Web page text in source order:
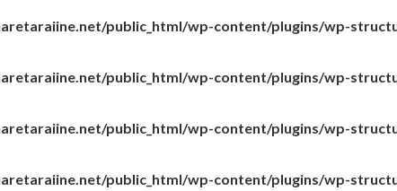
public_html/wp-content/plugins/wp-
public_html/wp-content/plugins/wp-
public_html/wp-content/plugins/wp-
public_html/wp-content/plugins/wp-